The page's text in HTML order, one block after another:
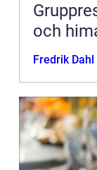
Gruppresor
och
Fredrik Dahl